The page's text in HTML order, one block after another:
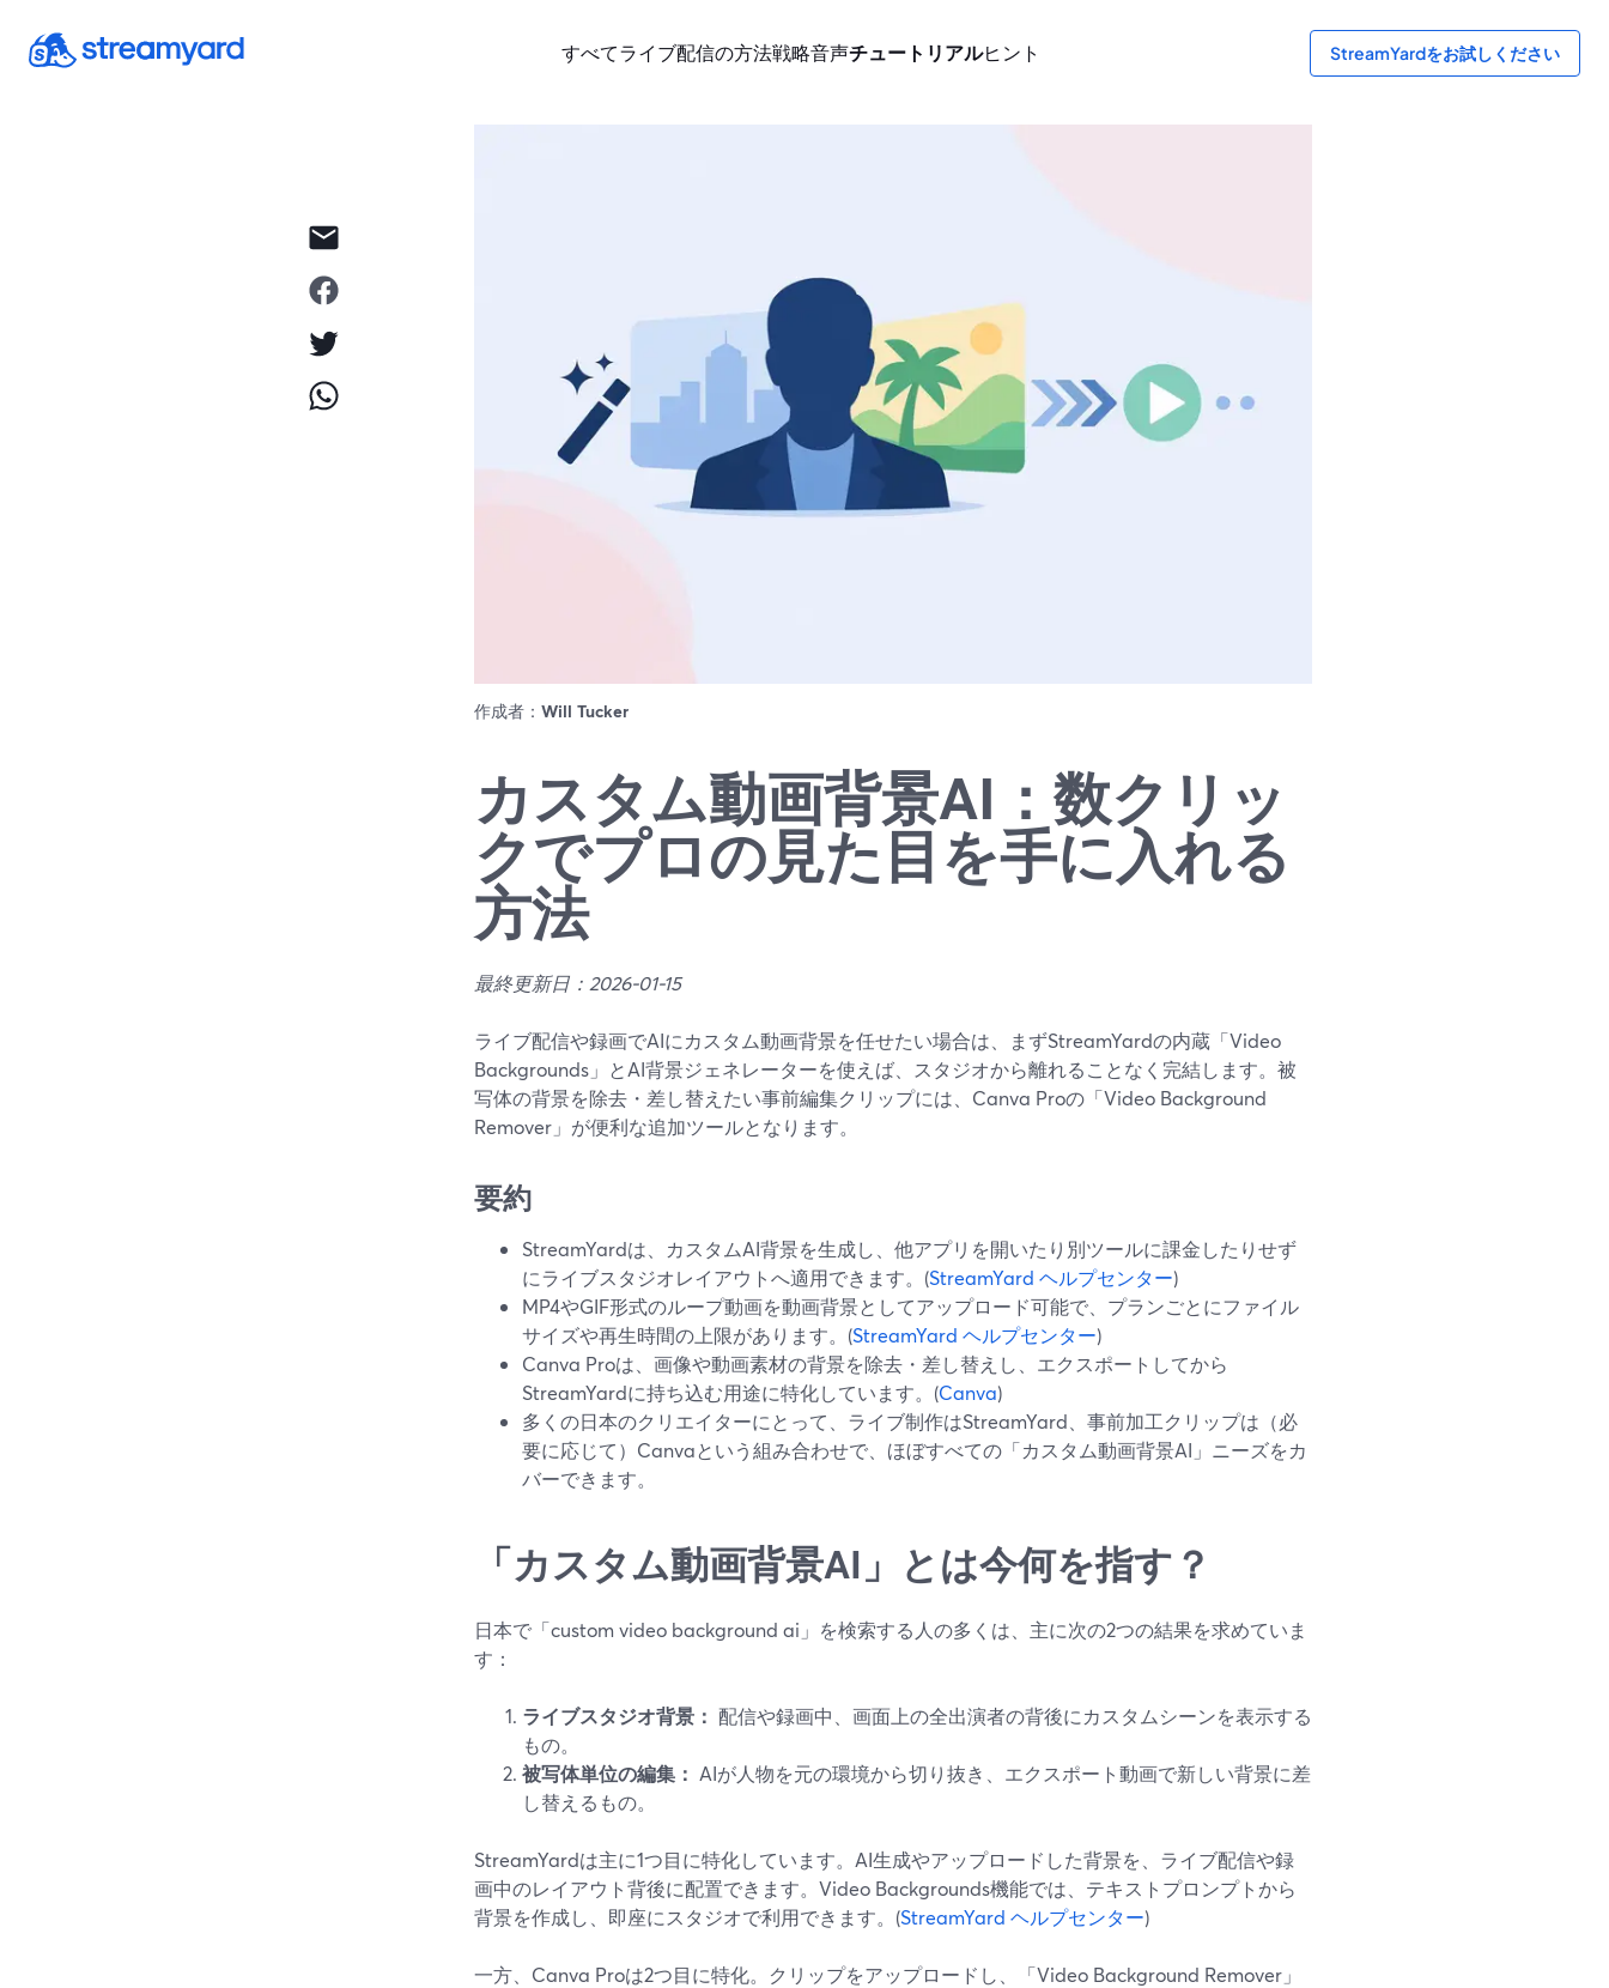
すべてライブ配信の方法戦略音声チュートリアルヒント StreamYardをお試しください
作成者： Will Tucker
カスタム動画背景AI：数クリッ
クでプロの見た目を手に入れる
方法
最終更新日：2026-01-15
ライブ配信や録画でAIにカスタム動画背景を任せたい場合は、まずStreamYardの内蔵「Video
Backgrounds」とAI背景ジェネレーターを使えば、スタジオから離れることなく完結します。被
写体の背景を除去・差し替えたい事前編集クリップには、Canva Proの「Video Background
Remover」が便利な追加ツールとなります。
要約
StreamYardは、カスタムAI背景を生成し、他アプリを開いたり別ツールに課金したりせず
にライブスタジオレイアウトへ適用できます。(StreamYard ヘルプセンター)
MP4やGIF形式のループ動画を動画背景としてアップロード可能で、プランごとにファイル
サイズや再生時間の上限があります。(StreamYard ヘルプセンター)
Canva Proは、画像や動画素材の背景を除去・差し替えし、エクスポートしてから
StreamYardに持ち込む用途に特化しています。(Canva)
多くの日本のクリエイターにとって、ライブ制作はStreamYard、事前加工クリップは（必
要に応じて）Canvaという組み合わせで、ほぼすべての「カスタム動画背景AI」ニーズをカ
バーできます。
「カスタム動画背景AI」とは今何を指す？
日本で「custom video background ai」を検索する人の多くは、主に次の2つの結果を求めていま
す：
ライブスタジオ背景： 配信や録画中、画面上の全出演者の背後にカスタムシーンを表示する
もの。
被写体単位の編集： AIが人物を元の環境から切り抜き、エクスポート動画で新しい背景に差
し替えるもの。
StreamYardは主に1つ目に特化しています。AI生成やアップロードした背景を、ライブ配信や録
画中のレイアウト背後に配置できます。Video Backgrounds機能では、テキストプロンプトから
背景を作成し、即座にスタジオで利用できます。(StreamYard ヘルプセンター)
一方、Canva Proは2つ目に特化。クリップをアップロードし、「Video Background Remover」